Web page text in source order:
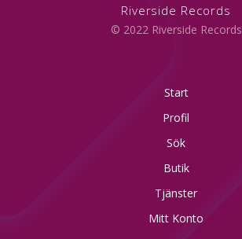
Riverside Records
© 2022 Riverside Records
Start
Profil
Sök
Butik
Tjänster
Mitt Konto